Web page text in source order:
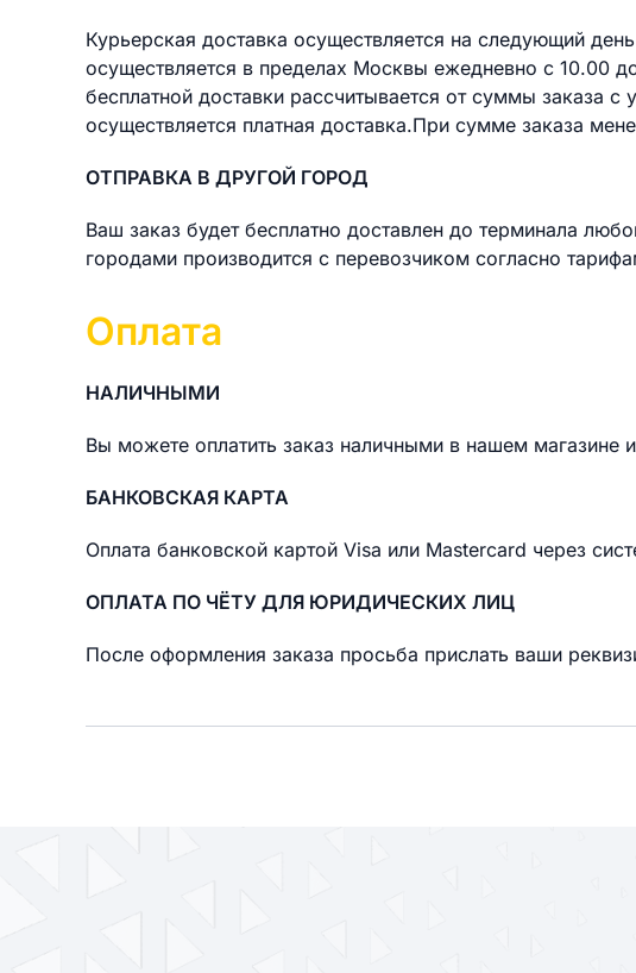
Курьерская доставка осуществляется на следующий
осуществляется в пределах Москвы ежедневно с 10.00
бесплатной доставки раcсчитывается от суммы заказа
осуществляется платная доставка.При сумме заказа
ОТПРАВКА В ДРУГОЙ ГОРОД
Ваш заказ будет бесплатно доставлен до терминала
городами производится с перевозчиком согласно
Оплата
НАЛИЧНЫМИ
Вы можете оплатить заказ наличными в нашем
БАНКОВСКАЯ КАРТА
Оплата банковской картой Visa или Mastercard через
ОПЛАТА ПО ЧЁТУ ДЛЯ ЮРИДИЧЕСКИХ ЛИЦ
После оформления заказа просьба прислать ваши